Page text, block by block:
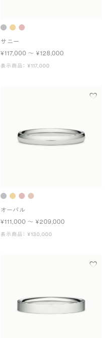
サニー
¥117,000 〜 ¥128,000
表示商品： ¥117,000
オーバル
¥111,000 〜 ¥209,000
表示商品： ¥130,000